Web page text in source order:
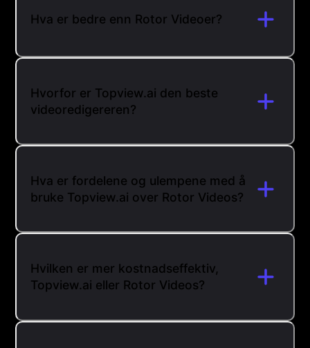
Hva er bedre enn Rotor Videoer?
Hvorfor er Topview.ai den beste
videoredigereren?
Hva er fordelene og ulempene med å
bruke Topview.ai over Rotor Videos?
Hvilken er mer kostnadseffektiv,
Topview.ai eller Rotor Videos?